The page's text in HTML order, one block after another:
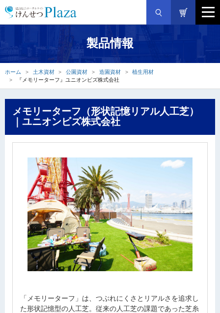
製品情報
ホーム 土木資材 公園資材 造園資材
植生用材
『メモリーターフ』ユニオンビズ株式会社
メモリーターフ（形状記憶リアル人工芝）
｜ユニオンビズ株式会社
「メモリーターフ」は、つぶれにくさとリアルさを追求し
た形状記憶型の人工芝。従来の人工芝の課題であった芝糸